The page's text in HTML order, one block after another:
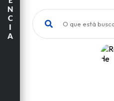
O que está buscando?
N
C
I
A